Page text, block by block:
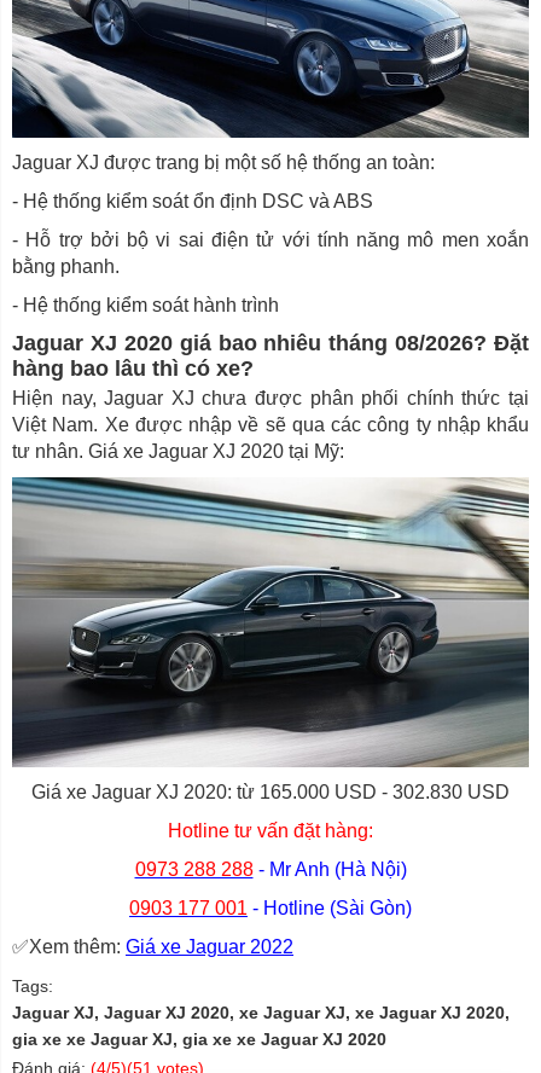
Jaguar XJ được trang bị một số hệ thống an toàn:
- Hệ thống kiểm soát ổn định DSC và ABS
- Hỗ trợ bởi bộ vi sai điện tử với tính năng mô men xoắn
bằng phanh.
- Hệ thống kiểm soát hành trình
Jaguar XJ 2020 giá bao nhiêu tháng 08/2026? Đặt
hàng bao lâu thì có xe?
Hiện nay, Jaguar XJ chưa được phân phối chính thức tại
Việt Nam. Xe được nhập về sẽ qua các công ty nhập khẩu
tư nhân. Giá xe Jaguar XJ 2020 tại Mỹ:
Giá xe Jaguar XJ 2020: từ 165.000 USD - 302.830 USD
Hotline tư vấn đặt hàng:
0973 288 288 - Mr Anh (Hà Nội)
0903 177 001 - Hotline (Sài Gòn)
✅Xem thêm: Giá xe Jaguar 2022
Tags:
Jaguar XJ, Jaguar XJ 2020, xe Jaguar XJ, xe Jaguar XJ 2020,
gia xe xe Jaguar XJ, gia xe xe Jaguar XJ 2020
Đánh giá: (4/5)(51 votes)